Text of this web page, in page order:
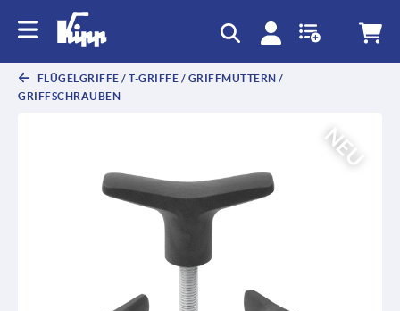
FLÜGELGRIFFE / T-GRIFFE / GRIFFMUTTERN /
GRIFFSCHRAUBEN
NEU